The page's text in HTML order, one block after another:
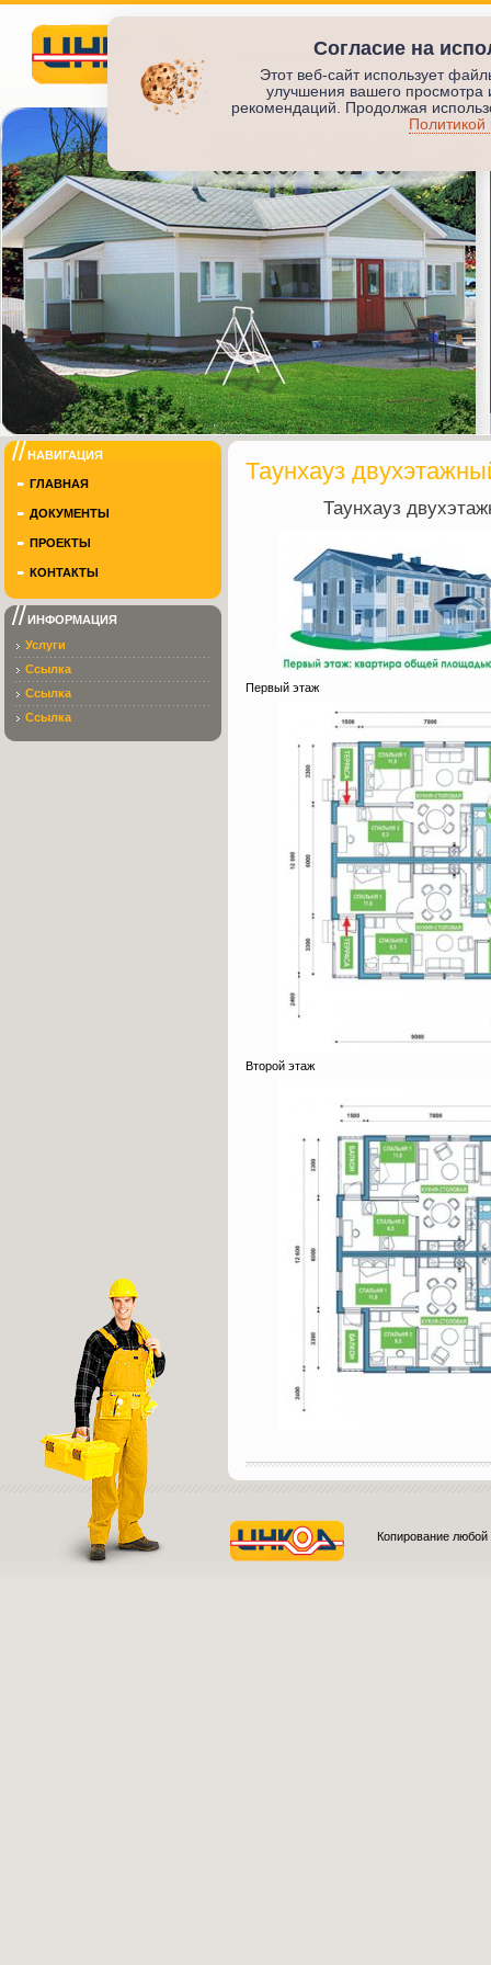
Инкод
СТРОИТЕЛЬСТВО ЖИЛЬЯ
ИНКОД
Таунхауз
Таунхауз
Первый этаж
Второй этаж
НАВИГАЦИЯ
ГЛАВНАЯ
ДОКУМЕНТЫ
ПРОЕКТЫ
КОНТАКТЫ
ИНФОРМАЦИЯ
Услуги
Ссылка
Ссылка
Ссылка
Копирование
Согласие на
Этот веб-сайт использует
улучшения вашего просмотра
рекомендаций. Продолжая